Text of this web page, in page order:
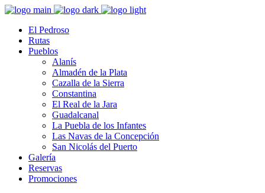
El Pedroso
Rutas
Pueblos
Alanís
Almadén de la Plata
Cazalla de la Sierra
Constantina
El Real de la Jara
Guadalcanal
La Puebla de los Infantes
Las Navas de la Concepción
San Nicolás del Puerto
Galería
Reservas
Promociones